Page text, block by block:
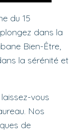
du 15
dans la
Bien-Être,
la sérénité et
vous
Nos
de